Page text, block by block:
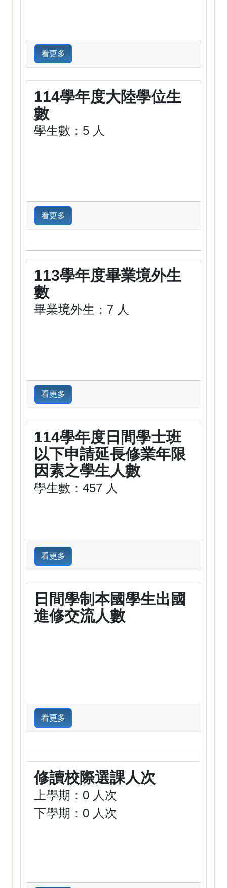
看更多
114學年度大陸學位生
數
學生數：5 人
看更多
113學年度畢業境外生
數
畢業境外生：7 人
看更多
114學年度日間學士班
以下申請延長修業年限
因素之學生人數
學生數：457 人
看更多
日間學制本國學生出國
進修交流人數
看更多
修讀校際選課人次
上學期：0 人次
下學期：0 人次